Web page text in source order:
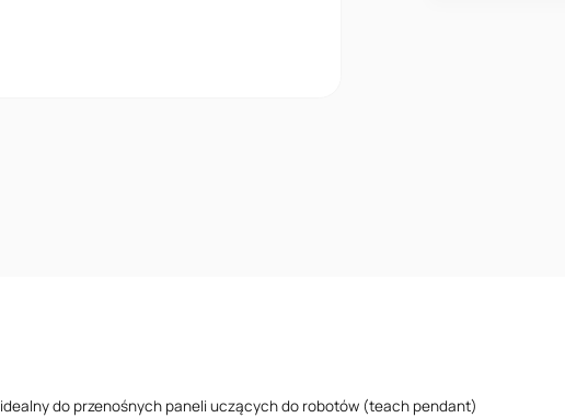
idealny do przenośnych paneli uczących do robotów (teach pendant)